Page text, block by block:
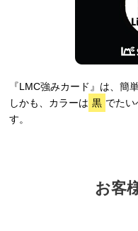
『LMC強みカード』は、簡
しかも、カラーは 黒 でたい
す。
お客